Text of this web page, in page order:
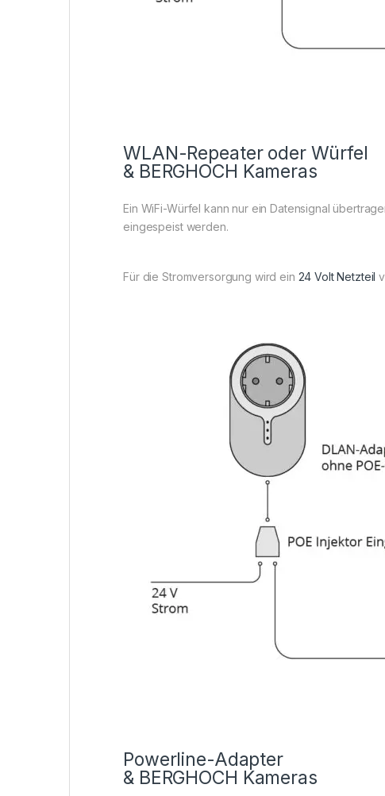
WLAN-Repeater oder Würfel
& BERGHOCH Kameras
Ein WiFi-Würfel kann nur ein Datensignal
eingespeist werden.
Für die Stromversorgung wird ein 24 Volt Netzteil
Powerline-Adapter
& BERGHOCH Kameras